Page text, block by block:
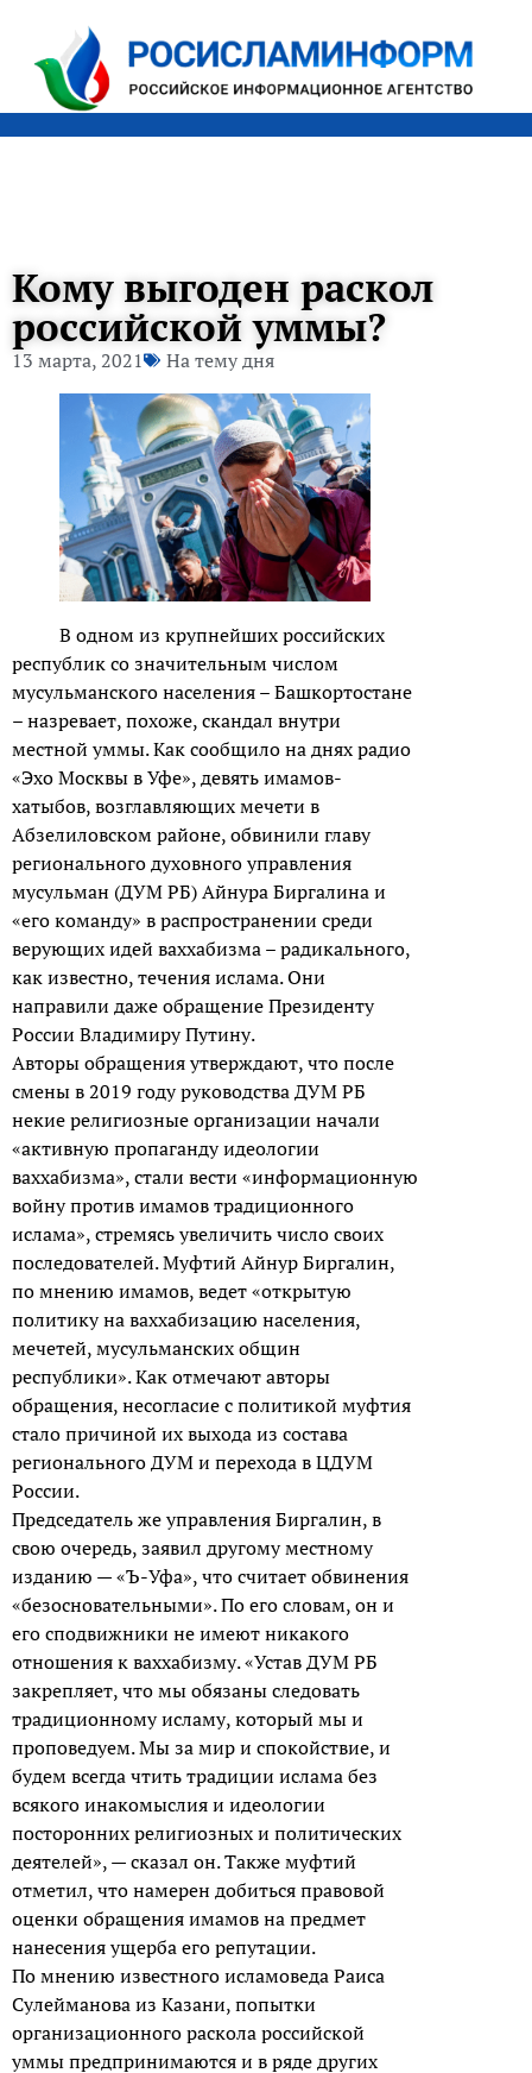
Кому выгоден раскол
российской уммы?
13 марта, 2021 На тему дня
В одном из крупнейших российских
республик со значительным числом
мусульманского населения – Башкортостане
– назревает, похоже, скандал внутри
местной уммы. Как сообщило на днях радио
«Эхо Москвы в Уфе», девять имамов-
хатыбов, возглавляющих мечети в
Абзелиловском районе, обвинили главу
регионального духовного управления
мусульман (ДУМ РБ) Айнура Биргалина и
«его команду» в распространении среди
верующих идей ваххабизма – радикального,
как известно, течения ислама. Они
направили даже обращение Президенту
России Владимиру Путину.
Авторы обращения утверждают, что после
смены в 2019 году руководства ДУМ РБ
некие религиозные организации начали
«активную пропаганду идеологии
ваххабизма», стали вести «информационную
войну против имамов традиционного
ислама», стремясь увеличить число своих
последователей. Муфтий Айнур Биргалин,
по мнению имамов, ведет «открытую
политику на ваххабизацию населения,
мечетей, мусульманских общин
республики». Как отмечают авторы
обращения, несогласие с политикой муфтия
стало причиной их выхода из состава
регионального ДУМ и перехода в ЦДУМ
России.
Председатель же управления Биргалин, в
свою очередь, заявил другому местному
изданию — «Ъ-Уфа», что считает обвинения
«безосновательными». По его словам, он и
его сподвижники не имеют никакого
отношения к ваххабизму. «Устав ДУМ РБ
закрепляет, что мы обязаны следовать
традиционному исламу, который мы и
проповедуем. Мы за мир и спокойствие, и
будем всегда чтить традиции ислама без
всякого инакомыслия и идеологии
посторонних религиозных и политических
деятелей», — сказал он. Также муфтий
отметил, что намерен добиться правовой
оценки обращения имамов на предмет
нанесения ущерба его репутации.
По мнению известного исламоведа Раиса
Сулейманова из Казани, попытки
организационного раскола российской
уммы предпринимаются и в ряде других